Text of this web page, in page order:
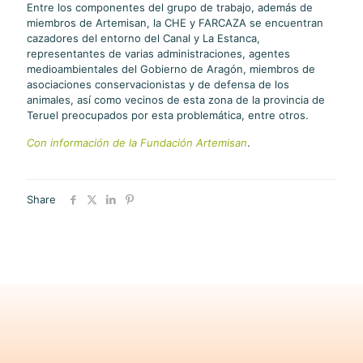
Entre los componentes del grupo de trabajo, además de
miembros de Artemisan, la CHE y FARCAZA se encuentran
cazadores del entorno del Canal y La Estanca,
representantes de varias administraciones, agentes
medioambientales del Gobierno de Aragón, miembros de
asociaciones conservacionistas y de defensa de los
animales, así como vecinos de esta zona de la provincia de
Teruel preocupados por esta problemática, entre otros.
Con información de la Fundación Artemisan.
Share